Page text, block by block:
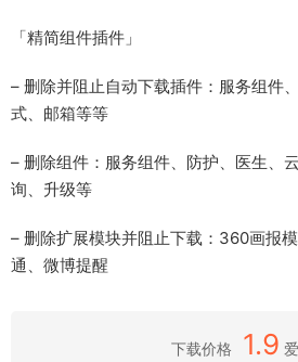
「精简组件插件」
– 删除并阻止自动下载插件：服务组件
式、邮箱等等
– 删除组件：服务组件、防护、医生、
询、升级等
– 删除扩展模块并阻止下载：360画报
通、微博提醒
下载价格 1.9